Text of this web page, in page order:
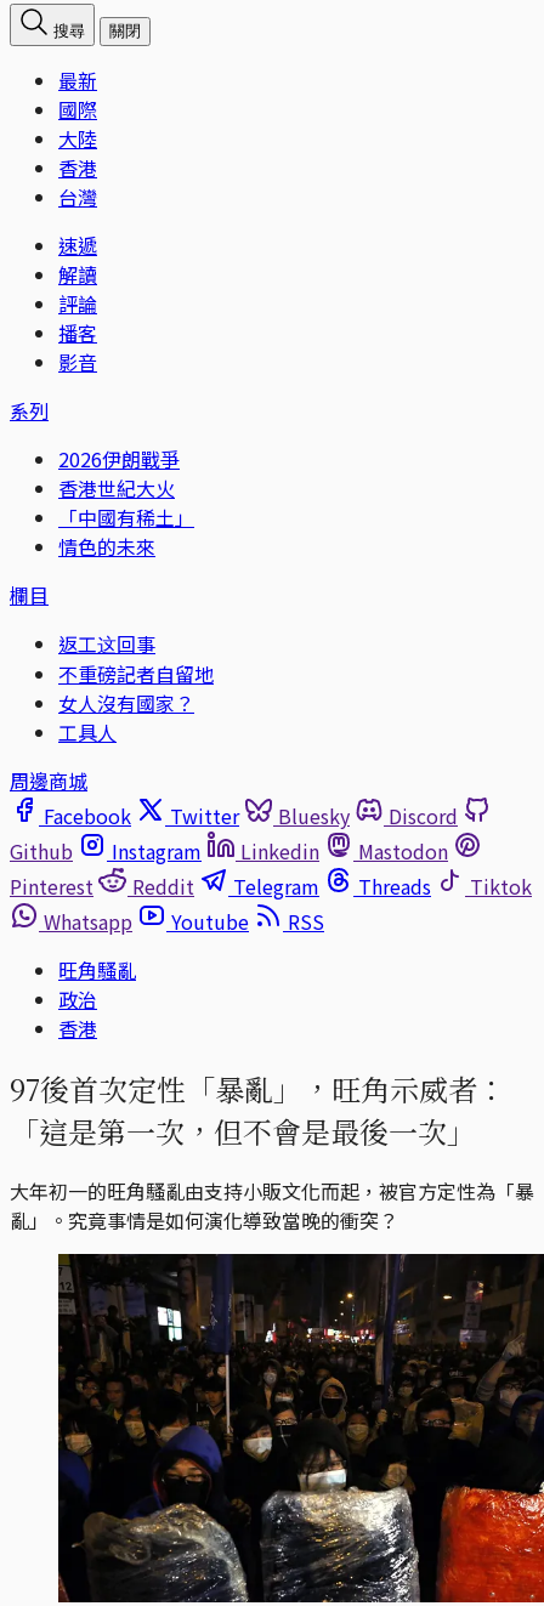
搜尋 關閉
最新
國際
大陸
香港
台灣
速遞
解讀
評論
播客
影音
系列
2026伊朗戰爭
香港世紀大火
「中國有稀土」
情色的未來
欄目
返工这回事
不重磅記者自留地
女人沒有國家？
工具人
周邊商城
Facebook
Twitter Bluesky
Discord
Github
Instagram Linkedin
Mastodon
Pinterest
Reddit Telegram Threads
Tiktok
Whatsapp
Youtube
RSS
旺角騷亂
政治
香港
97後首次定性「暴亂」，旺角示威者：
「這是第一次，但不會是最後一次」
大年初一的旺角騷亂由支持小販文化而起，被官方定性為「暴
亂」。究竟事情是如何演化導致當晚的衝突？